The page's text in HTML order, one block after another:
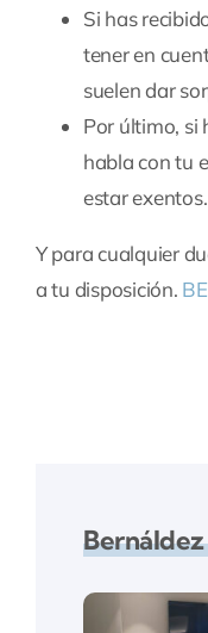
Si has
tener en
suelen dar
Por último, si
habla con tu
estar exentos.
Y para cualquier
a tu disposición.